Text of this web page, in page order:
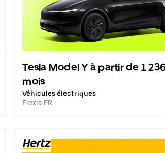
Tesla Model Y à partir de 1
mois
Véhicules électriques
Flexla FR